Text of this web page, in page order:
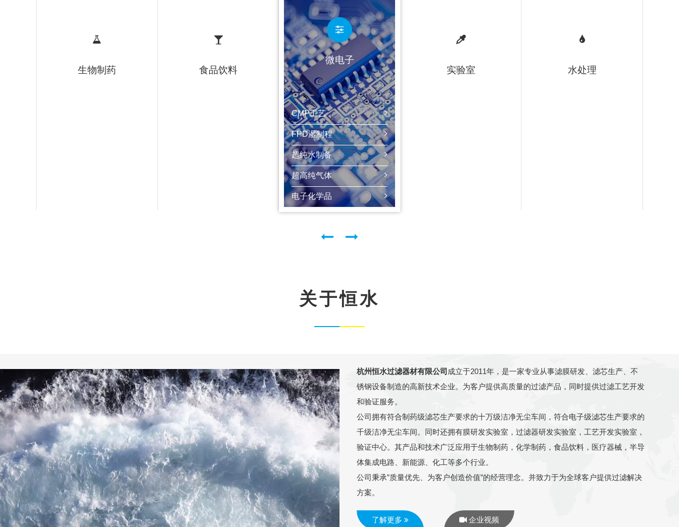
生物制药 食品饮料
微电子
CMP工艺
FPD湿制程
超纯水制备
超高纯气体
电子化学品
实验室 水处理
关于恒水
杭州恒水过滤器材有限公司 成立于2011年，是一家专业从事滤膜研发、滤芯生产、不
锈钢设备制造的高新技术企业。为客户提供高质量的过滤产品，同时提供过滤工艺开发
和验证服务。
公司拥有符合制药级滤芯生产要求的十万级洁净无尘车间，符合电子级滤芯生产要求的
千级洁净无尘车间。同时还拥有膜研发实验室，过滤器研发实验室，工艺开发实验室，
验证中心。其产品和技术广泛应用于生物制药，化学制药，食品饮料，医疗器械，半导
体集成电路、新能源、化工等多个行业。
公司秉承”质量优先、为客户创造价值”的经营理念。并致力于为全球客户提供过滤解决
方案。
了解更多 企业视频